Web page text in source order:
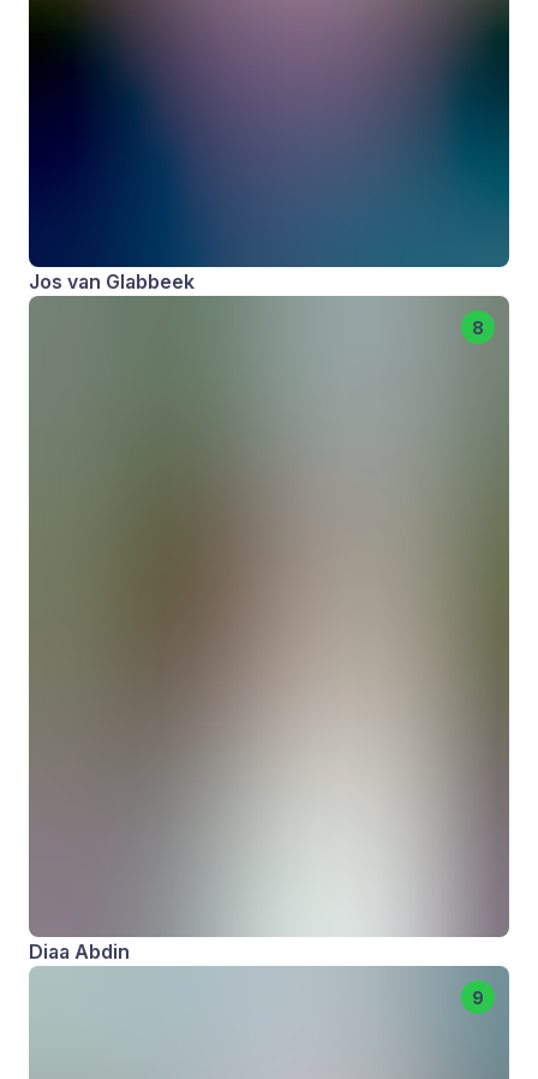
Jos van Glabbeek
8
Diaa Abdin
9